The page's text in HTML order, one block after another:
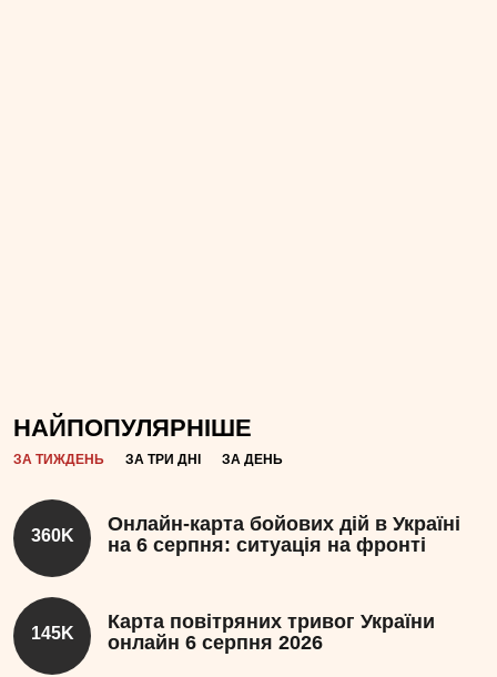
НАЙПОПУЛЯРНІШЕ
ЗА ТИЖДЕНЬ ЗА ТРИ ДНІ ЗА ДЕНЬ
360K
Онлайн-карта бойових дій в Україні
на 6 серпня: ситуація на фронті
145K
Карта повітряних тривог України
онлайн 6 серпня 2026